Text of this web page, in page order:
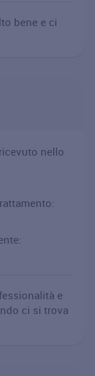
bene e ci
nello
e
ci si trova